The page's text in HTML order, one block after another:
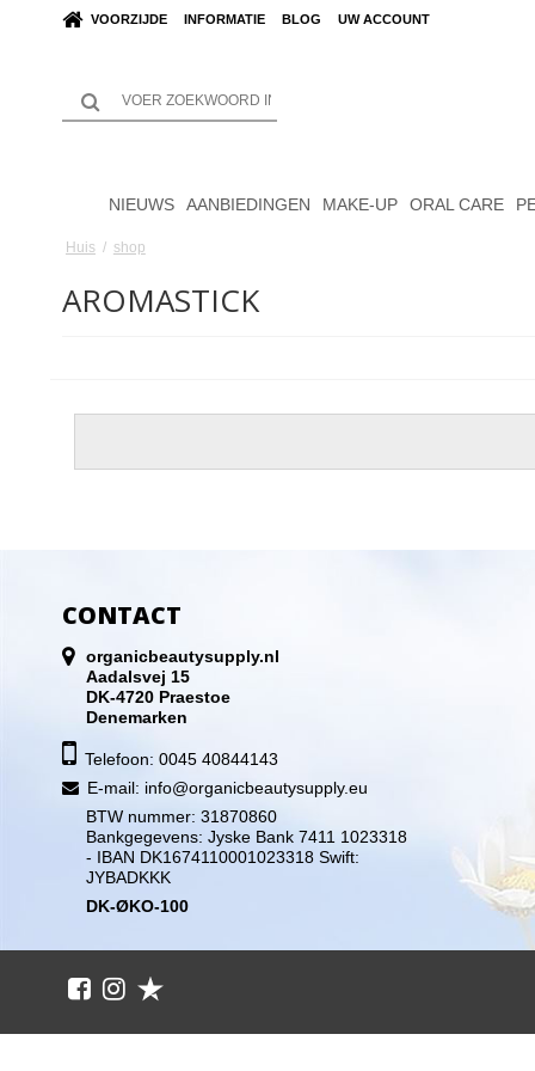
VOORZIJDE INFORMATIE BLOG UW ACCOUNT
NIEUWS AANBIEDINGEN MAKE-UP ORAL CARE
Huis / shop
AROMASTICK
CONTACT
organicbeautysupply.nl
Aadalsvej 15
DK-4720 Praestoe
Denemarken
Telefoon: 0045 40844143
E-mail: info@organicbeautysupply.eu
BTW nummer: 31870860
Bankgegevens: Jyske Bank 7411 1023318
- IBAN DK1674110001023318 Swift:
JYBADKKK
DK-ØKO-100